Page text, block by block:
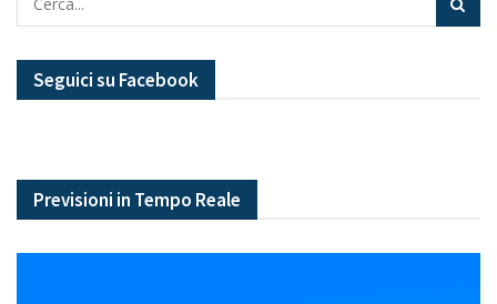
Seguici su Facebook
Previsioni in Tempo Reale